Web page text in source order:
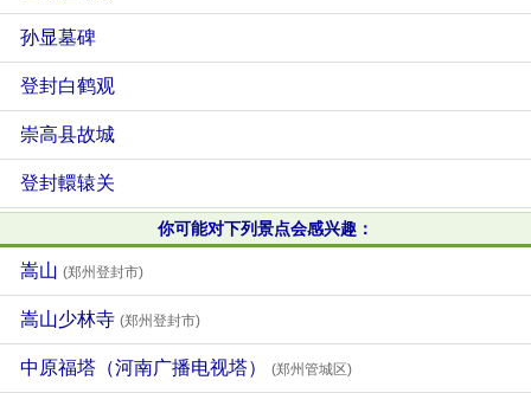
孙显墓碑
登封白鹤观
崇高县故城
登封轘辕关
你可能对下列景点会感兴趣：
嵩山 (郑州登封市)
嵩山少林寺 (郑州登封市)
中原福塔（河南广播电视塔） (郑州管城区)